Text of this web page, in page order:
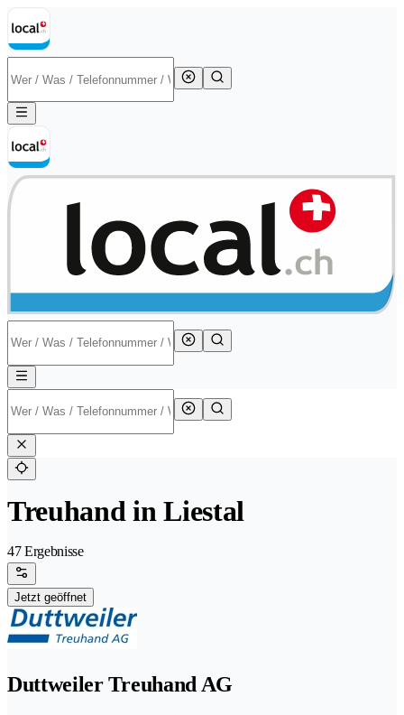
Treuhand in Liestal
47 Ergebnisse
Jetzt geöffnet
Duttweiler Treuhand AG